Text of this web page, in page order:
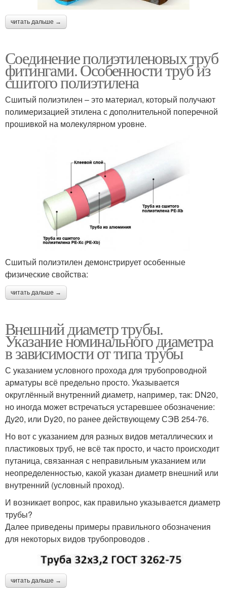
читать дальше →
Соединение полиэтиленовых труб
фитингами. Особенности труб из
сшитого полиэтилена
Сшитый полиэтилен – это материал, который получают
полимеризацией этилена с дополнительной поперечной
прошивкой на молекулярном уровне.
Сшитый полиэтилен демонстрирует особенные
физические свойства:
читать дальше →
Внешний диаметр трубы.
Указание номинального диаметра
в зависимости от типа трубы
С указанием условного прохода для трубопроводной
арматуры всё предельно просто. Указывается
округлённый внутренний диаметр, например, так: DN20,
но иногда может встречаться устаревшее обозначение:
Ду20, или Dy20, по ранее действующему СЭВ 254-76.
Но вот с указанием для разных видов металлических и
пластиковых труб, не всё так просто, и часто происходит
путаница, связанная с неправильным указанием или
неопределенностью, какой указан диаметр внешний или
внутренний (условный проход).
И возникает вопрос, как правильно указывается диаметр
трубы?
Далее приведены примеры правильного обозначения
для некоторых видов трубопроводов .
читать дальше →